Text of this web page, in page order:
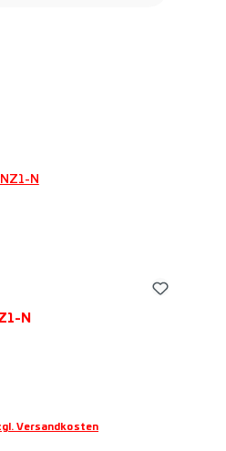
N
Versandkosten